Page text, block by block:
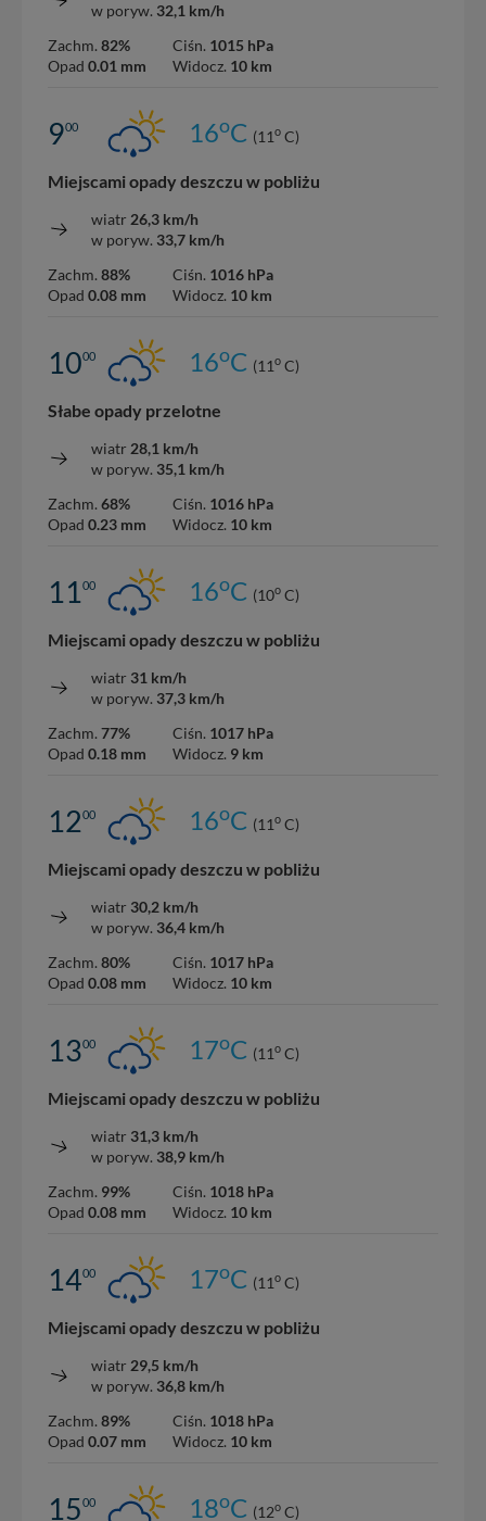
w poryw. 32,1 km/h
Zachm. 82%
Opad 0.01 mm
Ciśn. 1015 hPa
Widocz. 10 km
900 16oC (11o C)
Miejscami opady deszczu w pobliżu
wiatr 26,3 km/h
w poryw. 33,7 km/h
Zachm. 88%
Opad 0.08 mm
Ciśn. 1016 hPa
Widocz. 10 km
1000 16oC (11o C)
Słabe opady przelotne
wiatr 28,1 km/h
w poryw. 35,1 km/h
Zachm. 68%
Opad 0.23 mm
Ciśn. 1016 hPa
Widocz. 10 km
1100 16oC (10o C)
Miejscami opady deszczu w pobliżu
wiatr 31 km/h
w poryw. 37,3 km/h
Zachm. 77%
Opad 0.18 mm
Ciśn. 1017 hPa
Widocz. 9 km
1200 16oC (11o C)
Miejscami opady deszczu w pobliżu
wiatr 30,2 km/h
w poryw. 36,4 km/h
Zachm. 80%
Opad 0.08 mm
Ciśn. 1017 hPa
Widocz. 10 km
1300 17oC (11o C)
Miejscami opady deszczu w pobliżu
wiatr 31,3 km/h
w poryw. 38,9 km/h
Zachm. 99%
Opad 0.08 mm
Ciśn. 1018 hPa
Widocz. 10 km
1400 17oC (11o C)
Miejscami opady deszczu w pobliżu
wiatr 29,5 km/h
w poryw. 36,8 km/h
Zachm. 89%
Opad 0.07 mm
Ciśn. 1018 hPa
Widocz. 10 km
1500 18oC (12o C)